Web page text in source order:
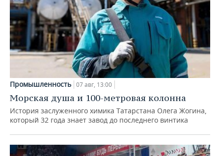
Промышленность 07 авг, 13:00
Морская душа и 100-метровая колонна
История заслуженного химика Татарстана Олега Жогина,
который 32 года знает завод до последнего винтика